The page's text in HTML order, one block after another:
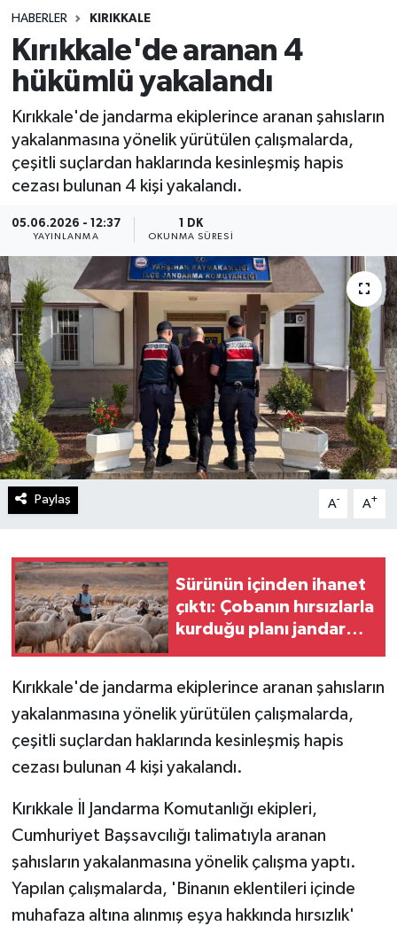
HABERLER KIRIKKALE
Kırıkkale'de aranan 4
hükümlü yakalandı
Kırıkkale'de jandarma ekiplerince aranan şahısların
yakalanmasına yönelik yürütülen çalışmalarda,
çeşitli suçlardan haklarında kesinleşmiş hapis
cezası bulunan 4 kişi yakalandı.
05.06.2026 - 12:37
YAYINLANMA
1 DK
OKUNMA SÜRESI
Paylaş A- A+
Sürünün içinden ihanet
çıktı: Çobanın hırsızlarla
kurduğu planı jandarma
Kırıkkale'de jandarma ekiplerince aranan şahısların
yakalanmasına yönelik yürütülen çalışmalarda,
çeşitli suçlardan haklarında kesinleşmiş hapis
cezası bulunan 4 kişi yakalandı.
Kırıkkale İl Jandarma Komutanlığı ekipleri,
Cumhuriyet Başsavcılığı talimatıyla aranan
şahısların yakalanmasına yönelik çalışma yaptı.
Yapılan çalışmalarda, 'Binanın eklentileri içinde
muhafaza altına alınmış eşya hakkında hırsızlık'
Spor
Teknoloji
Yaşam